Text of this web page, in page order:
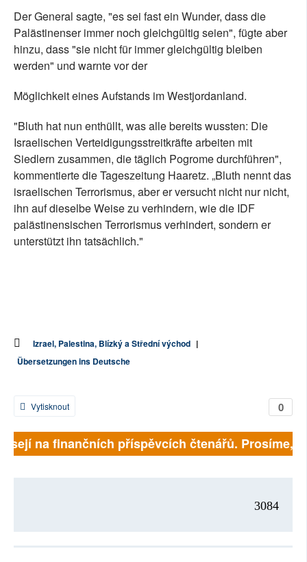
Der General sagte, "es sei fast ein Wunder, dass die
Palästinenser immer noch gleichgültig seien", fügte aber
hinzu, dass "sie nicht für immer gleichgültig bleiben
werden" und warnte vor der
Möglichkeit eines Aufstands im Westjordanland.
"Bluth hat nun enthüllt, was alle bereits wussten: Die
Israelischen Verteidigungsstreitkräfte arbeiten mit
Siedlern zusammen, die täglich Pogrome durchführen",
kommentierte die Tageszeitung Haaretz. „Bluth nennt das
israelischen Terrorismus, aber er versucht nicht nur nicht,
ihn auf dieselbe Weise zu verhindern, wie die IDF
palästinensischen Terrorismus verhindert, sondern er
unterstützt ihn tatsächlich."
Izrael, Palestina, Blízký a Střední východ |
Übersetzungen ins Deutsche
0
Vytisknout
na finančních příspěvcích čtenářů. Prosíme,
3084